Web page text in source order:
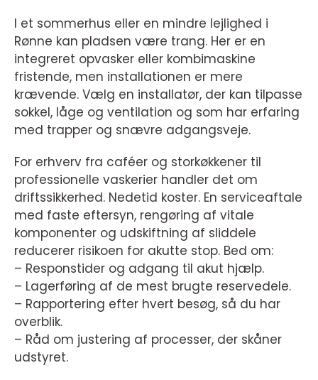
I et sommerhus eller en mindre lejlighed i
Rønne kan pladsen være trang. Her er en
integreret opvasker eller kombimaskine
fristende, men installationen er mere
krævende. Vælg en installatør, der kan tilpasse
sokkel, låge og ventilation og som har erfaring
med trapper og snævre adgangsveje.
For erhverv fra caféer og storkøkkener til
professionelle vaskerier handler det om
driftssikkerhed. Nedetid koster. En serviceaftale
med faste eftersyn, rengøring af vitale
komponenter og udskiftning af sliddele
reducerer risikoen for akutte stop. Bed om:
– Responstider og adgang til akut hjælp.
– Lagerføring af de mest brugte reservedele.
– Rapportering efter hvert besøg, så du har
overblik.
– Råd om justering af processer, der skåner
udstyret.